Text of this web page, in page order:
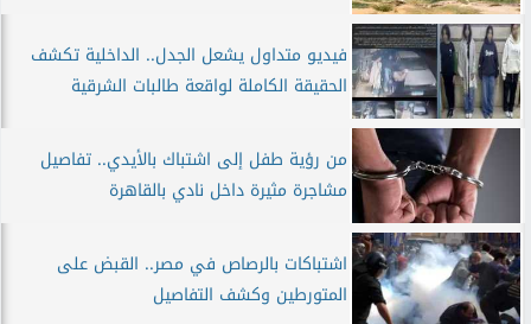
فيديو متداول يشعل الجدل.. الداخلية تكشف
الحقيقة الكاملة لواقعة طالبات الشرقية
من رؤية طفل إلى اشتباك بالأيدي.. تفاصيل
مشاجرة مثيرة داخل نادي بالقاهرة
اشتباكات بالرصاص في مصر.. القبض على
المتورطين وكشف التفاصيل